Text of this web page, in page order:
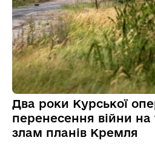
Два роки Курської
перенесення війни
злам планів Кремля